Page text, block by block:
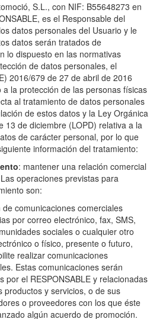
S.L., con NIF: B55648273 en
es el Responsable del
datos personales del Usuario y le
datos serán tratados de
lo dispuesto en las normativas
de datos personales, el
2016/679 de 27 de abril de 2016
a la protección de las personas físicas
al tratamiento de datos personales
de estos datos y la Ley Orgánica
13 de diciembre (LOPD) relativa a la
de carácter personal, por lo que
información del tratamiento:
: mantener una relación comercial
operaciones previstas para
son:
de comunicaciones comerciales
por correo electrónico, fax, SMS,
sociales o cualquier otro
o físico, presente o futuro,
realizar comunicaciones
Estas comunicaciones serán
por el RESPONSABLE y relacionadas
productos y servicios, o de sus
o proveedores con los que éste
algún acuerdo de promoción.